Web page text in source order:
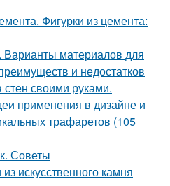
Фигурки из цемента:
материалов для
и недостатков
своими руками.
применения в дизайне и
трафаретов (105
Советы
искусственного камня